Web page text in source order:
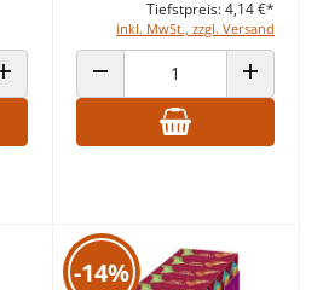
ANZAHL ERHÖHEN
inkl. MwSt., zzgl. Versand
Tiefstpreis: 4,14 €*
ANZAHL VERRINGERN ANZAHL
-14%